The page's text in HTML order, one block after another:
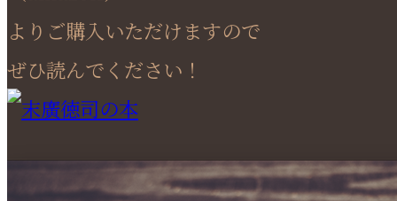
よりご購入いただけますので
ぜひ読んでください！